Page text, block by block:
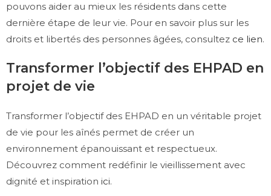
pouvons aider au mieux les résidents dans cette
dernière étape de leur vie. Pour en savoir plus sur les
droits et libertés des personnes âgées, consultez ce lien.
Transformer l’objectif des EHPAD en
projet de vie
Transformer l’objectif des EHPAD en un véritable projet
de vie pour les aînés permet de créer un
environnement épanouissant et respectueux.
Découvrez comment redéfinir le vieillissement avec
dignité et inspiration ici.